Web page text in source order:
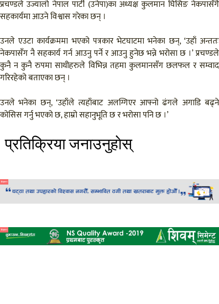
प्रचण्डले उज्यालो नेपाल पार्टी (उनेपा)का अध्यक्ष कुलमान घिसिङ नेकपासँगै
सहकार्यमा आउने विश्वास गरेका छन् ।
उनले एउटा कार्यक्रममा भएको पत्रकार भेटघाटमा भनेका छन्, ‘उहाँ अन्ततः
नेकपासँग नै सहकार्य गर्न आउनु पर्ने र आउनु हुनेछ भन्ने भरोसा छ ।’ प्रचण्डले
कुनै न कुनै रुपमा साथीहरुले विभिन्न तहमा कुलमानसँग छलफल र सम्वाद
गरिरहेको बताएका छन् ।
उनले भनेका छन्, ‘उहाँले त्यहाँबाट अलग्गिएर आफ्नो ढंगले अगाडि बढ्ने
कोसिस गर्नु भएको छ, हाम्रो सहानुभूति छ र भरोसा पनि छ ।’
प्रतिक्रिया जनाउनुहाेस्
विज्ञापन
विज्ञापन